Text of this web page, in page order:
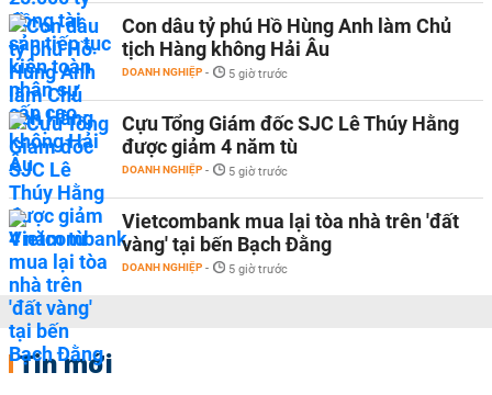
Con dâu tỷ phú Hồ Hùng Anh làm Chủ
tịch Hàng không Hải Âu
DOANH NGHIỆP - 5 giờ trước
Cựu Tổng Giám đốc SJC Lê Thúy Hằng
được giảm 4 năm tù
DOANH NGHIỆP - 5 giờ trước
Vietcombank mua lại tòa nhà trên 'đất
vàng' tại bến Bạch Đằng
DOANH NGHIỆP - 5 giờ trước
Tin mới